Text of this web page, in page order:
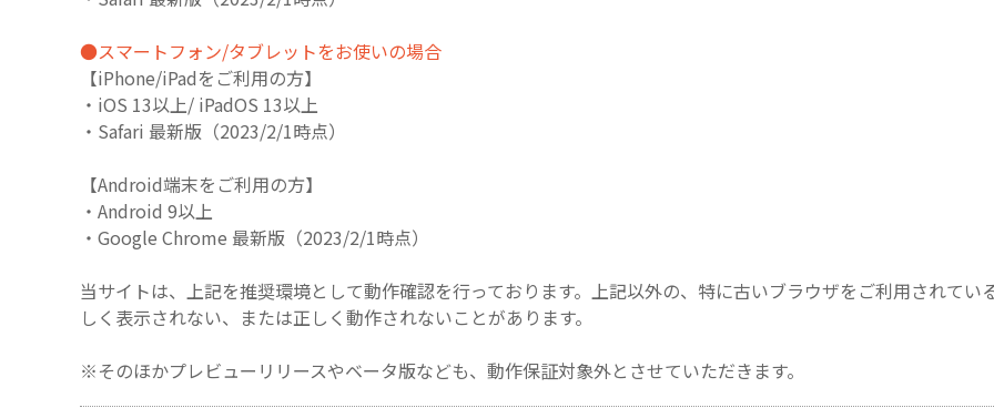
●スマートフォン/タブレットをお使いの場合
【iPhone/iPadをご利用の方】
・iOS 13以上/ iPadOS 13以上
・Safari 最新版（2023/2/1時点）
【Android端末をご利用の方】
・Android 9以上
・Google Chrome 最新版（2023/2/1時点）
当サイトは、上記を推奨環境として動作確認を行っております。上記以外の、特に古いブラウザをご利用されてい
しく表示されない、または正しく動作されないことがあります。
※そのほかプレビューリリースやベータ版なども、動作保証対象外とさせていただきます。